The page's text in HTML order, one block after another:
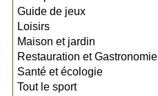
Guide de jeux
Loisirs
Maison et jardin
Restauration et Gastronomie
Santé et écologie
Tout le sport